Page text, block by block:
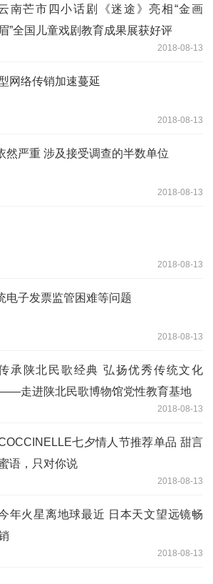
南芒市四小话剧《迷途》亮相“金画
眉”全国儿童戏剧教育成果展获好评
2018-08-13
网络传销加速蔓延
2018-08-13
然严重 涉及接受调查的半数单位
2018-08-13
2018-08-13
电子发票监管困难等问题
2018-08-13
承陕北民歌经典 弘扬优秀传统文化
走进陕北民歌博物馆党性教育基地
2018-08-13
七夕情人节推荐单品 甜言
语，只对你说
2018-08-13
年火星离地球最近 日本天文望远镜畅
2018-08-13